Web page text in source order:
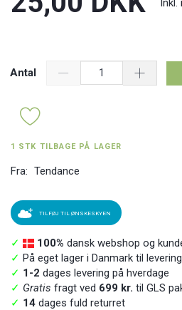
Inkl.
Antal
1 STK TILBAGE PÅ LAGER
Fra: Tendance
TILFØJ TIL ØNSKESKYEN
✓ 100% dansk webshop og
✓ På eget lager i Danmark til levering
✓ 1-2 dages levering på hverdage
✓ Gratis fragt ved 699 kr. til GLS
✓ 14 dages fuld returret